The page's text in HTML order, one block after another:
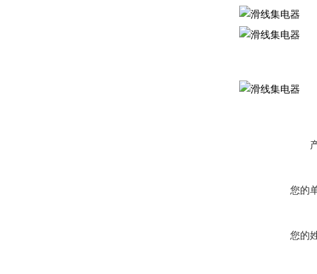
您的
您的